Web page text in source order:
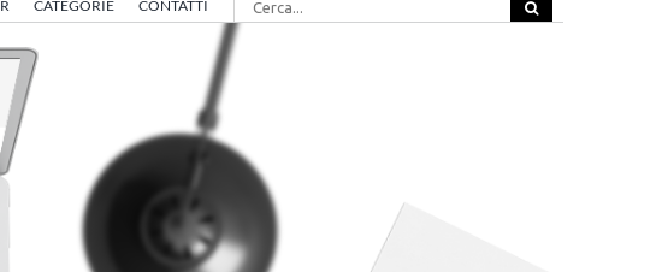
CATEGORIE CONTATTI
per: